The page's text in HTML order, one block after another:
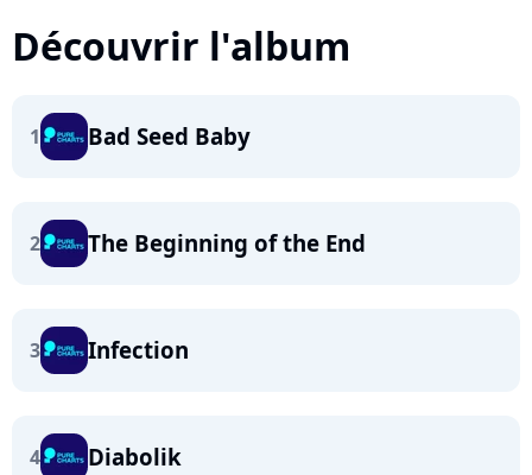
Découvrir l'album
1 Bad Seed Baby
2 The Beginning of the End
3 Infection
4 Diabolik